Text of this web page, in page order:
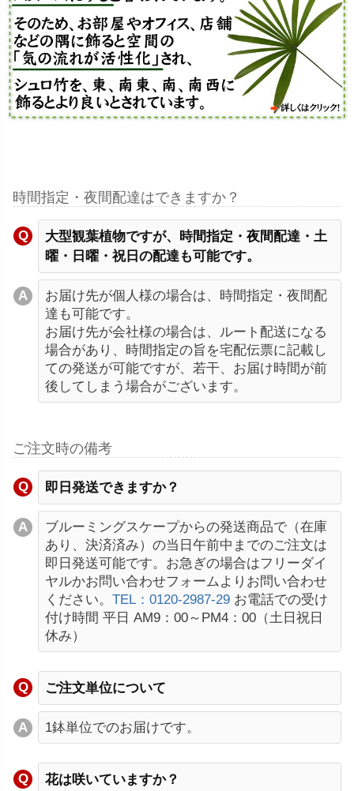
時間指定・夜間配達はできますか？
大型観葉植物ですが、時間指定・夜間配達・土
曜・日曜・祝日の配達も可能です。
お届け先が個人様の場合は、時間指定・夜間配
達も可能です。
お届け先が会社様の場合は、ルート配送になる
場合があり、時間指定の旨を宅配伝票に記載し
ての発送が可能ですが、若干、お届け時間が前
後してしまう場合がございます。
ご注文時の備考
即日発送できますか？
ブルーミングスケープからの発送商品で（在庫
あり、決済済み）の当日午前中までのご注文は
即日発送可能です。お急ぎの場合はフリーダイ
ヤルかお問い合わせフォームよりお問い合わせ
ください。 TEL：0120-2987-29 お電話での受け
付け時間 平日 AM9：00～PM4：00（土日祝日
休み）
ご注文単位について
1鉢単位でのお届けです。
花は咲いていますか？